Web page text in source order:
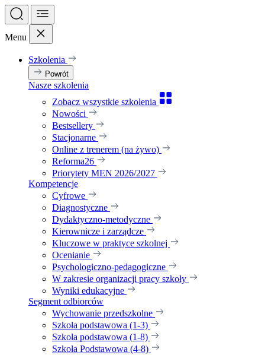
Menu
Szkolenia
Powrót
Nasze szkolenia
Zobacz wszystkie szkolenia
Nowości
Bestsellery
Stacjonarne
Online z trenerem (na żywo)
Reforma26
Priorytety MEN 2026/2027
Kompetencje
Cyfrowe
Diagnostyczne
Dydaktyczno-metodyczne
Kierownicze i zarządcze
Kluczowe w praktyce szkolnej
Ocenianie
Psychologiczno-pedagogiczne
W zakresie organizacji pracy szkoły
Wyniki edukacyjne
Segment odbiorców
Wychowanie przedszkolne
Szkoła podstawowa (1-3)
Szkoła podstawowa (1-8)
Szkoła Podstawowa (4-8)